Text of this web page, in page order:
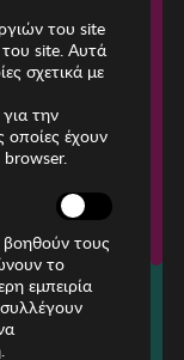
Φωνητική Πύλη)
του site
του site. Αυτά
σχετικά με
την
έχουν
browser.
τους
το
εμπειρία